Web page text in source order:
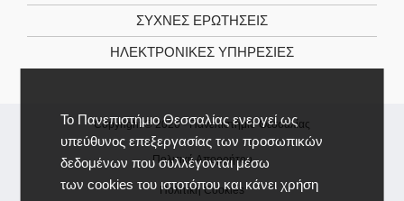
Το Πανεπιστήμιο Θεσσαλίας ενεργεί ως
υπεύθυνος επεξεργασίας των προσωπικών
δεδομένων που συλλέγονται μέσω
των cookies του ιστοτόπου και κάνει χρήση
ΣΥΧΝΈΣ ΕΡΩΤΉΣΕΙΣ
ΗΛΕΚΤΡΟΝΙΚΈΣ ΥΠΗΡΕΣΊΕΣ
Copyright © 2026 -Πανεπιστήμιο Θεσσαλίας
Πολιτική Απορρήτου
Πολιτική Cookies